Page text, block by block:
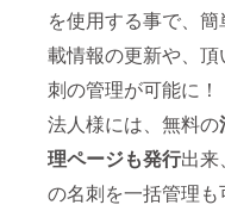
を使用する事で、
載情報の更新や、頂
刺の管理が可能に！
法人様には、無料の
理ページも発行出来
の名刺を一括管理も